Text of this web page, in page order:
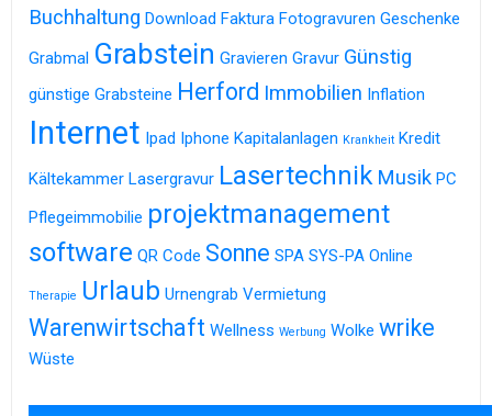
Buchhaltung Download Faktura Fotogravuren Geschenke
Grabmal Grabstein Gravieren Gravur Günstig
günstige Grabsteine Herford Immobilien Inflation
Internet Ipad Iphone Kapitalanlagen Krankheit Kredit
Kältekammer Lasergravur Lasertechnik Musik PC
Pflegeimmobilie projektmanagement
software QR Code Sonne SPA SYS-PA Online
Therapie Urlaub Urnengrab Vermietung
Warenwirtschaft Wellness Werbung Wolke wrike
Wüste